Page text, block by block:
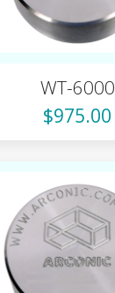
WT-6000
$975.00